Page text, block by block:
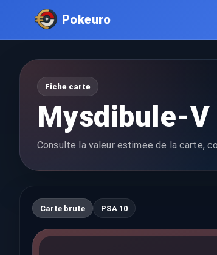
Pokeuro
Fiche carte
Mysdibule-
Consulte la valeur estimee de la carte,
Carte brute PSA 10